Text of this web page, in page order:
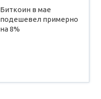
Биткоин в мае
подешевел примерно
на 8%